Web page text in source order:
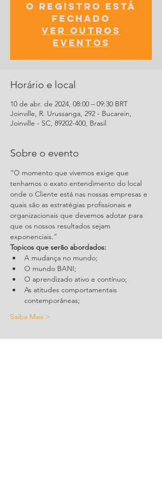
O registro está
fechado
Ver outros
eventos
Horário e local
10 de abr. de 2024, 08:00 – 09:30 BRT
Joinville, R. Urussanga, 292 - Bucarein,
Joinville - SC, 89202-400, Brasil
Sobre o evento
“O momento que vivemos exige que
tenhamos o exato entendimento do local
onde o Cliente está nas nossas empresas e
quais são as estratégias profissionais e
organizacionais que devemos adotar para
que os nossos resultados sejam
exponenciais.”
Topicos que serão abordados:
A mudança no mundo;
O mundo BANI;
O aprendizado ativo e contínuo;
As atitudes comportamentais
contemporâneas;
Saiba Mais >